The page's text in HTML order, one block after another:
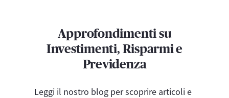
Approfondimenti su
Investimenti, Risparmi e
Previdenza
Leggi il nostro blog per scoprire articoli e